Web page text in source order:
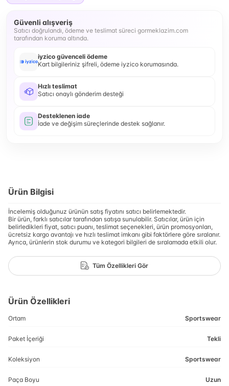
Güvenli alışveriş
Satıcı doğrulandı, ödeme ve teslimat süreci gormeklazim.com
tarafından koruma altında.
iyzico güvenceli ödeme
Kart bilgileriniz şifreli, ödeme iyzico korumasında.
Hızlı teslimat
Satıcı onaylı gönderim desteği
Desteklenen iade
İade ve değişim süreçlerinde destek sağlanır.
Ürün Bilgisi
İncelemiş olduğunuz ürünün satış fiyatını satıcı belirlemektedir.
Bir ürün, farklı satıcılar tarafından satışa sunulabilir. Satıcılar, ürün için
belirledikleri fiyat, satıcı puanı, teslimat seçenekleri, ürün promosyonları,
ücretsiz kargo avantajı ve hızlı teslimat imkanı gibi faktörlere göre sıralanır.
Ayrıca, ürünlerin stok durumu ve kategori bilgileri de sıralamada etkili olur.
Tüm Özellikleri Gör
Ürün Özellikleri
Ortam Sportswear
Paket İçeriği Tekli
Koleksiyon Sportswear
Paça Boyu Uzun